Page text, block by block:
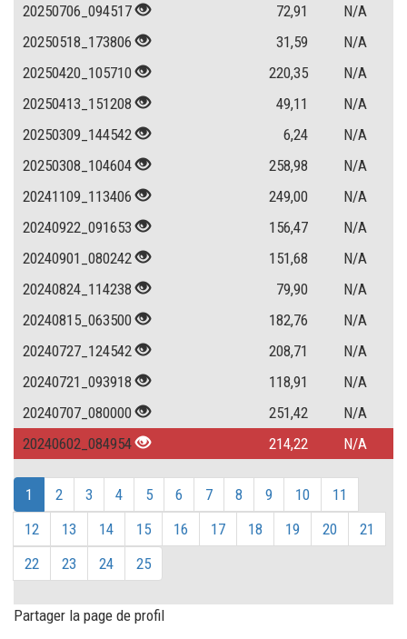
20250706_094517
72,91
N/A
20250518_173806
31,59
N/A
20250420_105710
220,35
N/A
20250413_151208
49,11
N/A
20250309_144542
6,24
N/A
20250308_104604
258,98
N/A
20241109_113406
249,00
N/A
20240922_091653
156,47
N/A
20240901_080242
151,68
N/A
20240824_114238
79,90
N/A
20240815_063500
182,76
N/A
20240727_124542
208,71
N/A
20240721_093918
118,91
N/A
20240707_080000
251,42
N/A
20240602_084954
214,22 N/A
1 2 3 4 5 6 7 8 9 10
11
12
13 14 15 16 17 18 19 20
21
22
23 24 25
Partager la page de profil